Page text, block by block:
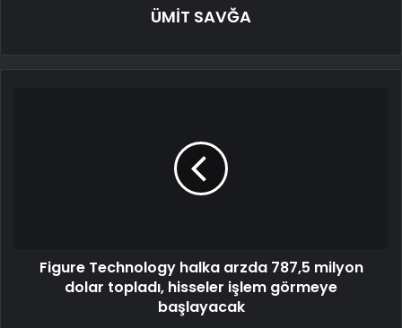
ÜMİT SAVĞA
Figure Technology halka arzda 787,5 milyon
dolar topladı, hisseler işlem görmeye
başlayacak